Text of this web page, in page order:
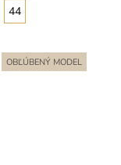
44
OBĽÚBENÝ MODEL